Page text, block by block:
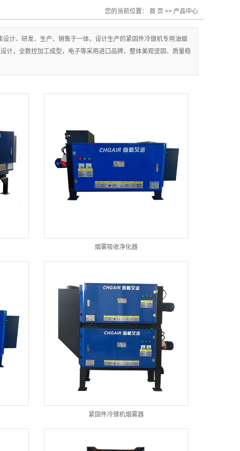
您的当前位置： 首 页 >> 产品中心
计、研发、生产、销售于一体，设计生产的紧固件冷镦机专用油烟
计，全数控加工成型，电子等采用进口品牌，整体美观坚固、质量稳
烟雾吸收净化器
紧固件冷镦机烟雾器